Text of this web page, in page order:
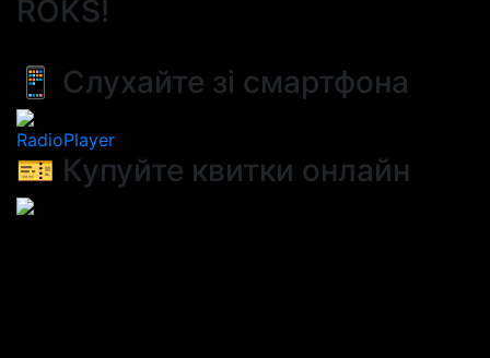
ROKS!
📱 Слухайте зі смартфона
RadioPlayer
🎫 Купуйте квитки онлайн